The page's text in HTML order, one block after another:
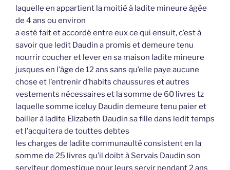
laquelle en appartient la moitié à ladite mineure âgée
de 4 ans ou environ
a esté fait et accordé entre eux ce qui ensuit, c’est à
savoir que ledit Daudin a promis et demeure tenu
nourrir coucher et lever en sa maison ladite mineure
jusques en l’âge de 12 ans sans qu’elle paye aucune
chose et l’entrenir d’habits chaussures et autres
vestements nécessaires et la somme de 60 livres tz
laquelle somme iceluy Daudin demeure tenu paier et
bailler à ladite Elizabeth Daudin sa fille dans ledit temps
et l’acquitera de touttes debtes
les charges de ladite communaulté consistent en la
somme de 25 livres qu’il doibt à Servais Daudin son